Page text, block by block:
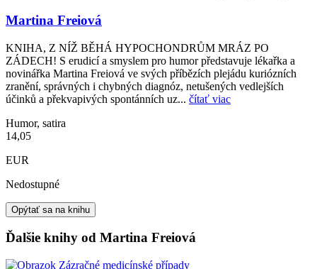
Martina Freiová
KNIHA, Z NÍŽ BĚHÁ HYPOCHONDRŮM MRÁZ PO
ZÁDECH! S erudicí a smyslem pro humor představuje lékařka a
novinářka Martina Freiová ve svých příbězích plejádu kuriózních
zranění, správných i chybných diagnóz, netušených vedlejších
účinků a překvapivých spontánních uz... čítať viac
Humor, satira
14,05
EUR
Nedostupné
Opýtať sa na knihu
Ďalšie knihy od Martina Freiová